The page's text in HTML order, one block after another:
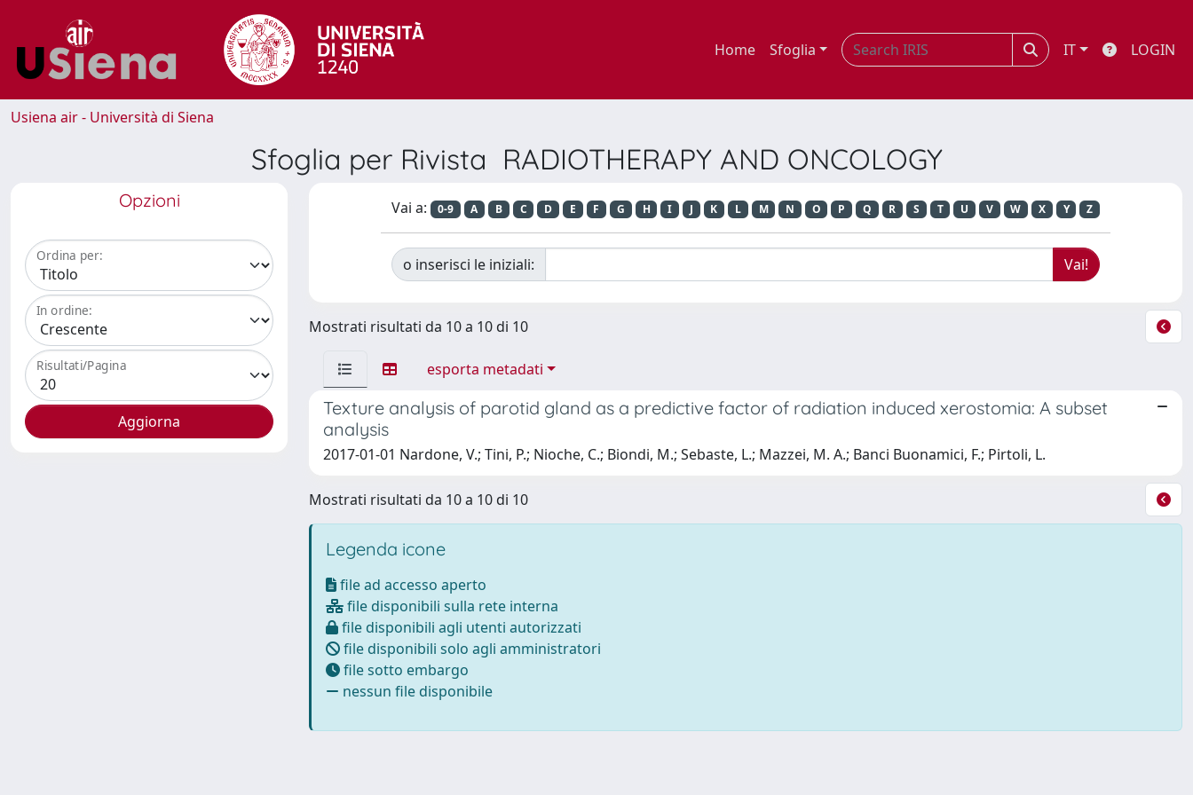
Home Sfoglia IT LOGIN
Usiena air - Università di Siena
Sfoglia per Rivista RADIOTHERAPY AND ONCOLOGY
Opzioni
Ordina per:
In ordine:
Risultati/Pagina
Vai a: 0-9 A B C D E F G H I J K L M N O P Q R S T U V W X Y Z
o inserisci le iniziali:
Mostrati risultati da 10 a 10 di 10
esporta metadati
Texture analysis of parotid gland as a predictive factor of radiation induced xerostomia: A subset
analysis
2017-01-01 Nardone, V.; Tini, P.; Nioche, C.; Biondi, M.; Sebaste, L.; Mazzei, M. A.; Banci Buonamici, F.; Pirtoli, L.
Mostrati risultati da 10 a 10 di 10
Legenda icone
file ad accesso aperto
file disponibili sulla rete interna
file disponibili agli utenti autorizzati
file disponibili solo agli amministratori
file sotto embargo
nessun file disponibile